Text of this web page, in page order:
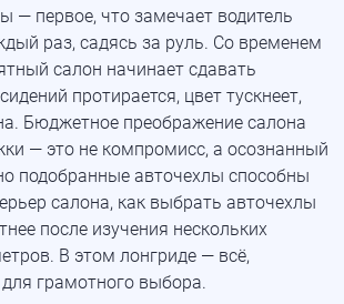
— первое, что замечает водитель
раз, садясь за руль. Со временем
салон начинает сдавать
протирается, цвет тускнеет,
Бюджетное преображение салона
— это не компромисс, а осознанный
подобранные авточехлы способны
салона, как выбрать авточехлы
после изучения нескольких
В этом лонгриде — всё,
грамотного выбора.